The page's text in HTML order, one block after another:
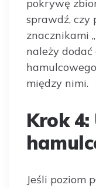
pokrywę
sprawdź, czy
znacznikami
należy dodać
między nimi.
Krok 4:
Jeśli poziom